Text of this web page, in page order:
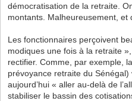
démocratisation de la retraite.
montants. Malheureusement, et
Les fonctionnaires perçoivent
modiques une fois à la retraite
rectifier. Comme, par exemple,
prévoyance retraite du
aujourd’hui « aller au-delà de
stabiliser le bassin des